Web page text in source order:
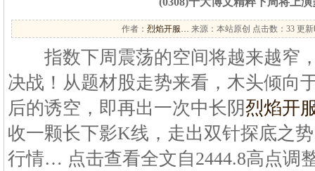
作者： 烈焰开服… 来源：本站原创 点击数： 33 更新
指数下周震荡的空间将越来越窄
决战！从题材股走势来看，木头倾向
后的诱空，即再出一次中长阴烈焰开
收一颗长下影K线，走出双针探底之
行情… 点击查看全文自2444.8高点调